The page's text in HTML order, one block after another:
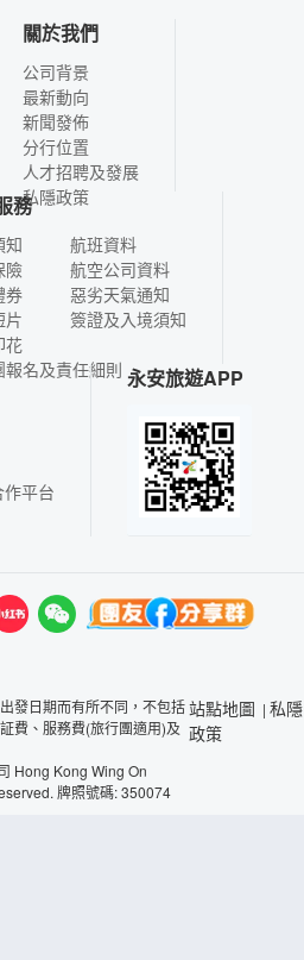
關於我們
公司背景
最新動向
新聞發佈
分行位置
人才招聘及發展
私隱政策
務
知
險
券
片
花
航班資料
航空公司資料
惡劣天氣通知
簽證及入境須知
報名及責任細則
平台
永安旅遊APP
發日期而有所不同，不包括
費、服務費(旅行團適用)及
Hong Kong Wing On
牌照號碼: 350074
站點地圖 | 私隱
政策